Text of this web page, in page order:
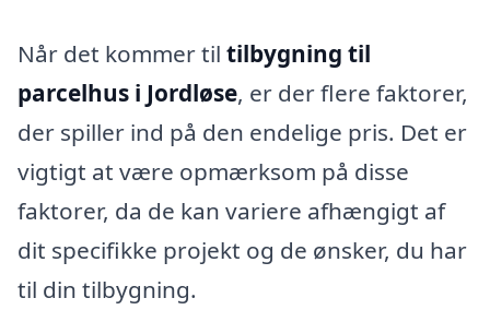
Når det kommer til tilbygning til
parcelhus i Jordløse, er der flere faktorer,
der spiller ind på den endelige pris. Det er
vigtigt at være opmærksom på disse
faktorer, da de kan variere afhængigt af
dit specifikke projekt og de ønsker, du har
til din tilbygning.